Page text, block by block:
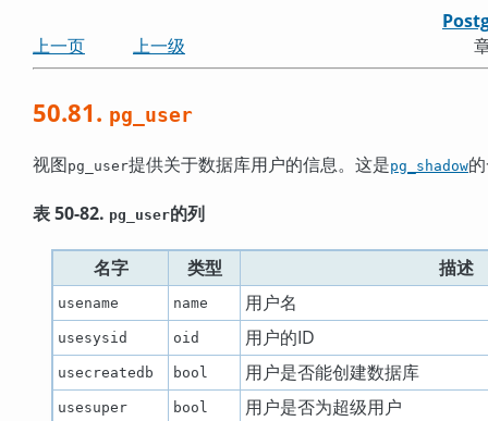
上一页
上一级
50.81. pg_user
视图pg_user提供关于数据库用户的信息。这是pg_shadow
表 50-82. pg_user的列
名字 类型 描述
usename name 用户名
usesysid oid 用户的ID
usecreatedb bool 用户是否能创建数据库
usesuper bool 用户是否为超级用户